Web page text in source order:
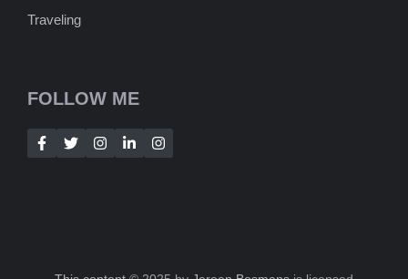
Traveling
FOLLOW ME